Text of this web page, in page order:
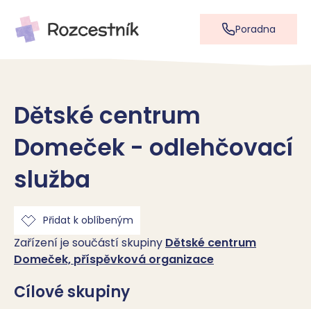
Poradna
Dětské centrum
Domeček - odlehčovací
služba
Přidat k oblíbeným
Zařízení je součástí skupiny Dětské centrum
Domeček, příspěvková organizace
Cílové skupiny